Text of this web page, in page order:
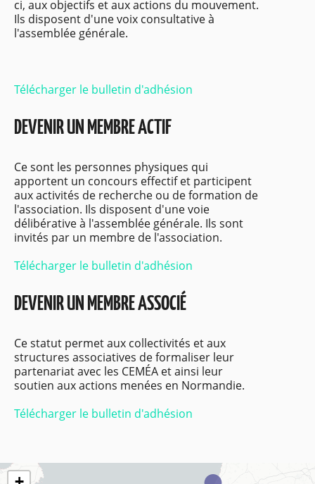
ci, aux objectifs et aux actions du mouvement.
Ils disposent d'une voix consultative à
l'assemblée générale.
Télécharger le bulletin d'adhésion
DEVENIR UN MEMBRE ACTIF
Ce sont les personnes physiques qui
apportent un concours effectif et participent
aux activités de recherche ou de formation de
l'association. Ils disposent d'une voie
délibérative à l'assemblée générale. Ils sont
invités par un membre de l'association.
Télécharger le bulletin d'adhésion
DEVENIR UN MEMBRE ASSOCIÉ
Ce statut permet aux collectivités et aux
structures associatives de formaliser leur
partenariat avec les CEMÉA et ainsi leur
soutien aux actions menées en Normandie.
Télécharger le bulletin d'adhésion